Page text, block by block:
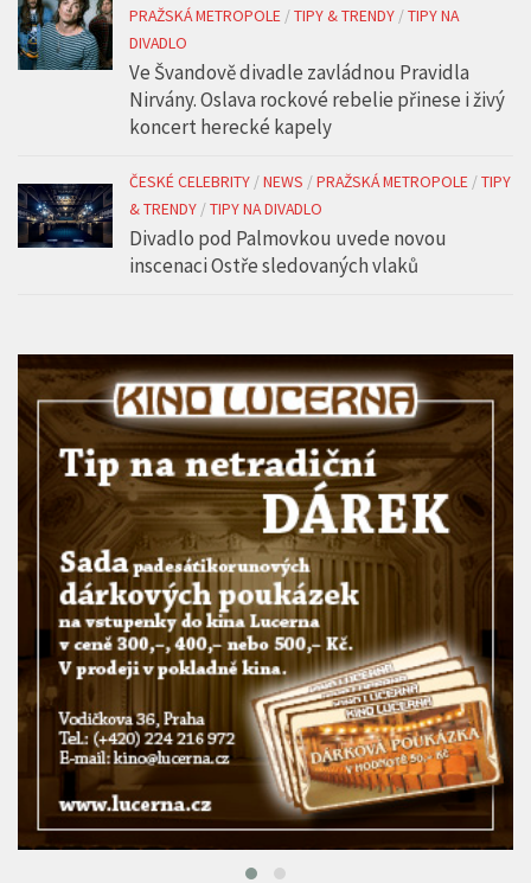
PRAŽSKÁ METROPOLE /TIPY & TRENDY /TIPY NA
DIVADLO
Ve Švandově divadle zavládnou Pravidla
Nirvány. Oslava rockové rebelie přinese i živý
koncert herecké kapely
ČESKÉ CELEBRITY /NEWS /PRAŽSKÁ METROPOLE /TIPY
& TRENDY /TIPY NA DIVADLO
Divadlo pod Palmovkou uvede novou
inscenaci Ostře sledovaných vlaků